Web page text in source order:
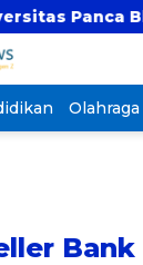
Bhakti
Olahraga
Bank